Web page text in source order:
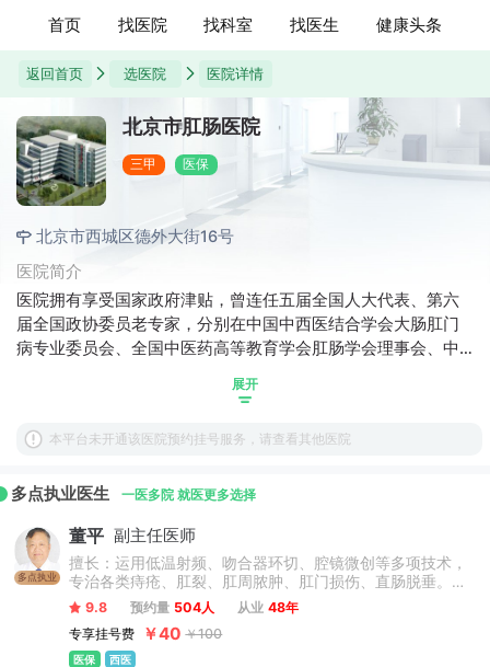
首页 找医院 找科室 找医生 健康头条
返回首页 选医院 医院详情
北京市肛肠医院
三甲 医保
北京市西城区德外大街16号
医院简介
医院拥有享受国家政府津贴，曾连任五届全国人大代表、第六
届全国政协委员老专家，分别在中国中西医结合学会大肠肛门
病专业委员会、全国中医药高等教育学会肛肠学会理事会、中
专业委员会、西城区医学会肛肠学组等学术团体中担任重要职
区百名优秀青年医师”、“北京市优秀中青年医师”称号的中青年
会“北京市结直肠肛门病学术交流会暨卢克捷学术思想研讨会”，
国近800名进修生，覆盖19个省市。
展开
本平台未开通该医院预约挂号服务，请查看其他医院
多点执业医生 一医多院 就医更多选择
多点执业
董平 副主任医师
擅长：运用低温射频、吻合器环切、腔镜微创等多项技术，
专治各类痔疮、肛裂、肛周脓肿、肛门损伤、直肠脱垂。精
于高位复杂肛瘘、直肠阴道瘘等疑难手术，拥有万例微创痔
瘘手术经验，以创伤小、恢复快为核心优势，尤其擅长复发
痔、嵌顿痔等高难度微创修复。（只接诊18-70周岁患者，
孕妇、产妇不接诊）
9.8 预约量 504人 从业 48年
专享挂号费
￥40 ￥100
医保 西医